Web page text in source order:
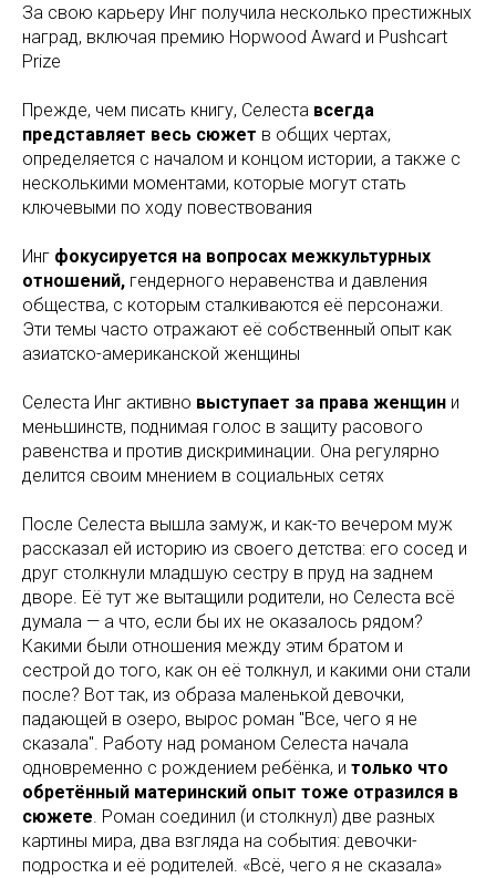
За свою карьеру Инг получила несколько престижных
наград, включая премию Hopwood Award и Pushcart
Prize
Прежде, чем писать книгу, Селеста всегда
представляет весь сюжет в общих чертах,
определяется с началом и концом истории, а также с
несколькими моментами, которые могут стать
ключевыми по ходу повествования
Инг фокусируется на вопросах межкультурных
отношений, гендерного неравенства и давления
общества, с которым сталкиваются её персонажи.
Эти темы часто отражают её собственный опыт как
азиатско-американской женщины
Селеста Инг активно выступает за права женщин и
меньшинств, поднимая голос в защиту расового
равенства и против дискриминации. Она регулярно
делится своим мнением в социальных сетях
После Селеста вышла замуж, и как-то вечером муж
рассказал ей историю из своего детства: его сосед и
друг столкнули младшую сестру в пруд на заднем
дворе. Её тут же вытащили родители, но Селеста всё
думала — а что, если бы их не оказалось рядом?
Какими были отношения между этим братом и
сестрой до того, как он её толкнул, и какими они стали
после? Вот так, из образа маленькой девочки,
падающей в озеро, вырос роман "Все, чего я не
сказала". Работу над романом Селеста начала
одновременно с рождением ребёнка, и только что
обретённый материнский опыт тоже отразился в
сюжете . Роман соединил (и столкнул) две разных
картины мира, два взгляда на события: девочки-
подростка и её родителей. «Всё, чего я не сказала»